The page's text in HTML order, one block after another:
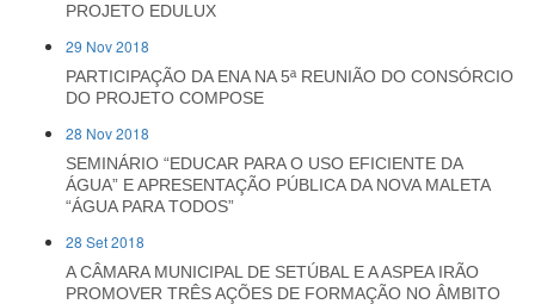
PROJETO EDULUX
29 Nov 2018
PARTICIPAÇÃO DA ENA NA 5ª REUNIÃO DO CONSÓRCIO
DO PROJETO COMPOSE
28 Nov 2018
SEMINÁRIO “EDUCAR PARA O USO EFICIENTE DA
ÁGUA” E APRESENTAÇÃO PÚBLICA DA NOVA MALETA
“ÁGUA PARA TODOS”
28 Set 2018
A CÂMARA MUNICIPAL DE SETÚBAL E A ASPEA IRÃO
PROMOVER TRÊS AÇÕES DE FORMAÇÃO NO ÂMBITO